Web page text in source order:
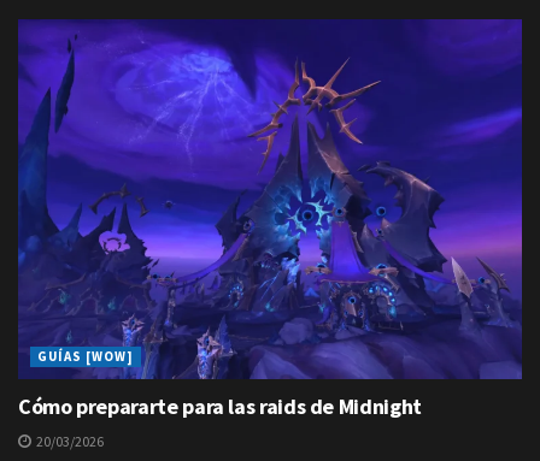
GUÍAS [WOW]
Cómo prepararte para las raids de Midnight
20/03/2026